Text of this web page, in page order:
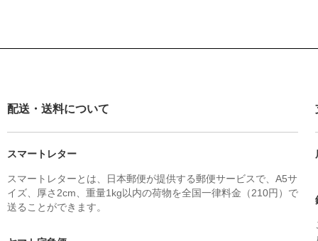
配送・送料について
スマートレター
スマートレターとは、日本郵便が提供する郵便サービスで、A5サ
イズ、厚さ2cm、重量1kg以内の荷物を全国一律料金（210円）で
送ることができます。